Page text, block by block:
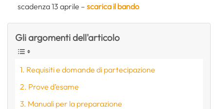
scadenza 13 aprile – scarica il bando
Gli argomenti dell'articolo
Requisiti e domande di partecipazione
Prove d’esame
Manuali per la preparazione